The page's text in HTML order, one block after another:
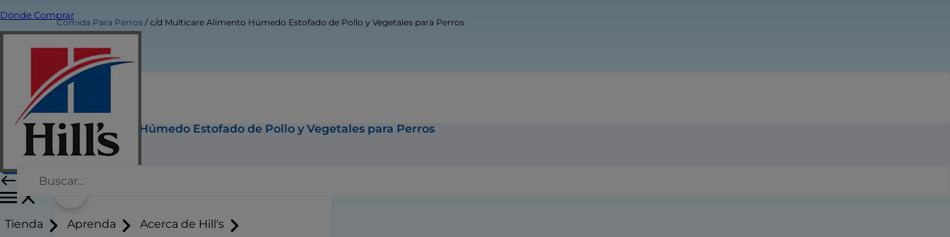
Dónde Comprar
Tienda Aprenda Acerca de Hill's
Comida Para Perros c/d Multicare Alimento Húmedo Estofado de Pollo y Vegetales para Perros
c/d Multicare Alimento Húmedo Estofado de Pollo y Vegetales para Perros
Comprar Ahora